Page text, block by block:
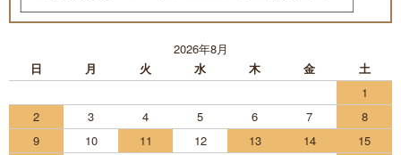
2026年8月
日
月 火 水 木 金
土
1
2
3 4 5 6 7
8
9
10 11 12 13 14
15